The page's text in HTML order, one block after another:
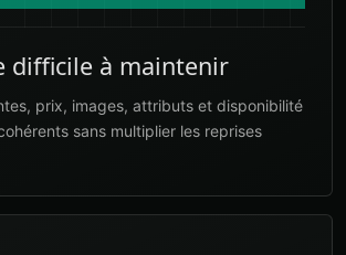
difficile à maintenir
prix, images, attributs et disponibilité
sans multiplier les reprises